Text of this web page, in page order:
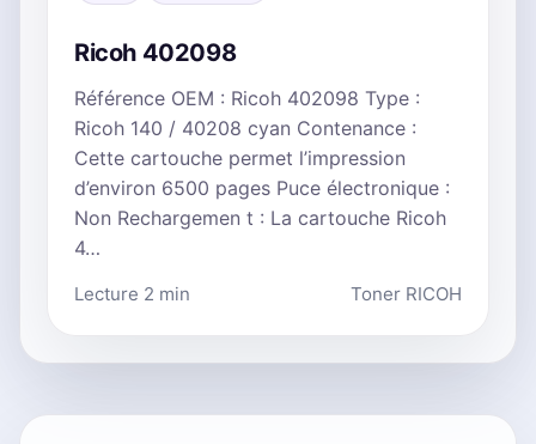
Ricoh 402098
Référence OEM : Ricoh 402098 Type :
Ricoh 140 / 40208 cyan Contenance :
Cette cartouche permet l’impression
d’environ 6500 pages Puce électronique :
Non Rechargemen t : La cartouche Ricoh
4…
Lecture 2 min Toner RICOH